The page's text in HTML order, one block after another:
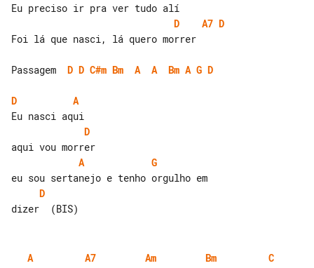
D
A7 D
Foi lá que nasci, lá quero morrer
Passagem D D C#m Bm A A Bm A G D
D
A
D
A
G
D
A A7 Am Bm C